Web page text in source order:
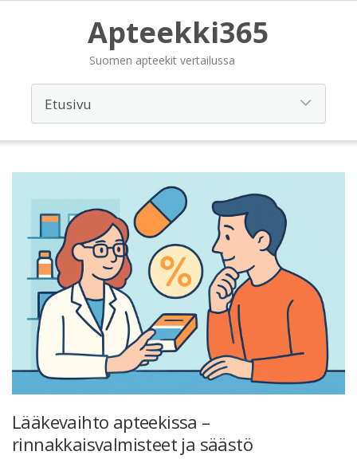
Apteekki365
Suomen apteekit vertailussa
Lääkevaihto apteekissa –
rinnakkaisvalmisteet ja säästö